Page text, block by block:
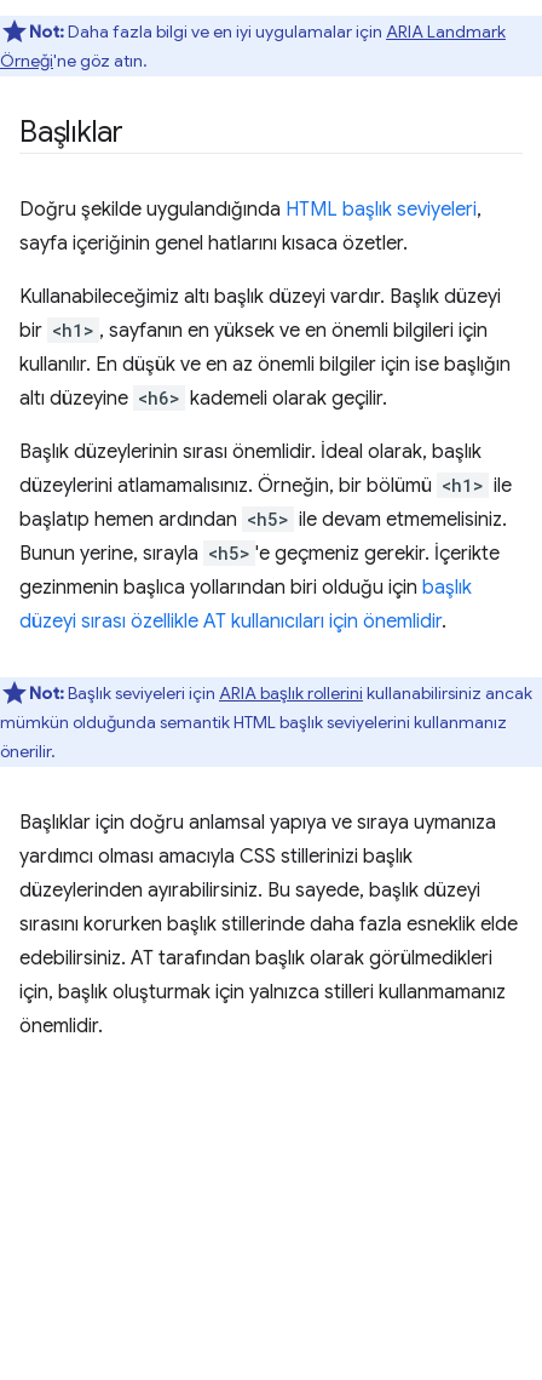
Not:Daha fazla bilgi ve en iyi uygulamalar için ARIA Landmark
Örneği'ne göz atın.
Başlıklar
Doğru şekilde uygulandığında HTML başlık seviyeleri,
sayfa içeriğinin genel hatlarını kısaca özetler.
Kullanabileceğimiz altı başlık düzeyi vardır. Başlık düzeyi
bir <h1> , sayfanın en yüksek ve en önemli bilgileri için
kullanılır. En düşük ve en az önemli bilgiler için ise başlığın
altı düzeyine <h6> kademeli olarak geçilir.
Başlık düzeylerinin sırası önemlidir. İdeal olarak, başlık
düzeylerini atlamamalısınız. Örneğin, bir bölümü <h1> ile
başlatıp hemen ardından <h5> ile devam etmemelisiniz.
Bunun yerine, sırayla <h5> 'e geçmeniz gerekir. İçerikte
gezinmenin başlıca yollarından biri olduğu için başlık
düzeyi sırası özellikle AT kullanıcıları için önemlidir.
Not:Başlık seviyeleri için ARIA başlık rollerini kullanabilirsiniz ancak
mümkün olduğunda semantik HTML başlık seviyelerini kullanmanız
önerilir.
Başlıklar için doğru anlamsal yapıya ve sıraya uymanıza
yardımcı olması amacıyla CSS stillerinizi başlık
düzeylerinden ayırabilirsiniz. Bu sayede, başlık düzeyi
sırasını korurken başlık stillerinde daha fazla esneklik elde
edebilirsiniz. AT tarafından başlık olarak görülmedikleri
için, başlık oluşturmak için yalnızca stilleri kullanmamanız
önemlidir.